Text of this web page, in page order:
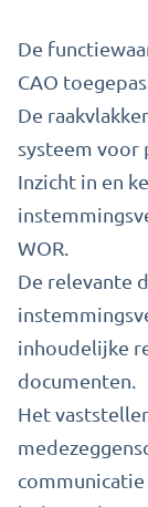
De
CAO
De
systeem voor
Inzicht in en
WOR.
De relevante
inhoudelijke
documenten.
Het